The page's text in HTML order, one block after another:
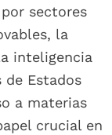
sectores
la
inteligencia
Estados
a materias
crucial en